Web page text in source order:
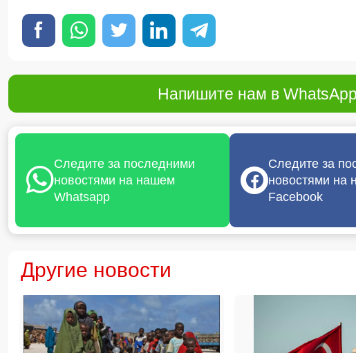
Напишите нам в
Следите за последними
новостями на нашем
Whatsapp
Следите за
новостями на
Facebook
Другие новости